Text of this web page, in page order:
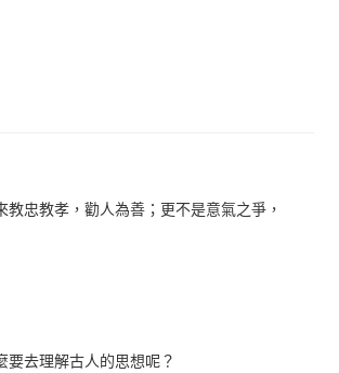
忠教孝，勸人為善；更不是意氣之爭，
去理解古人的思想呢？